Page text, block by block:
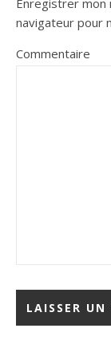
Enregistrer mon
navigateur pour
Commentaire